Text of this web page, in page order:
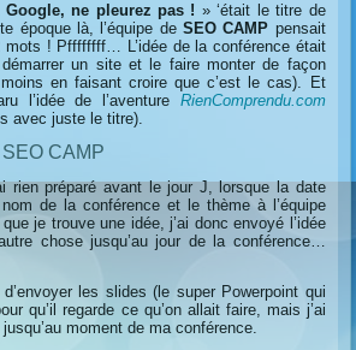
Google, ne pleurez pas ! » ‘était le titre de
époque là, l’équipe de SEO CAMP pensait
mots ! Pffffffff… L’idée de la conférence était
démarrer un site et le faire monter de façon
en faisant croire que c’est le cas). Et
l’idée de l’aventure RienComprendu.com
avec juste le titre).
CAMP
rien préparé avant le jour J, lorsque la date
de la conférence et le thème à l’équipe
je trouve une idée, j’ai donc envoyé l’idée
chose jusqu’au jour de la conférence…
les slides (le super Powerpoint qui
qu’il regarde ce qu’on allait faire, mais j’ai
moment de ma conférence.